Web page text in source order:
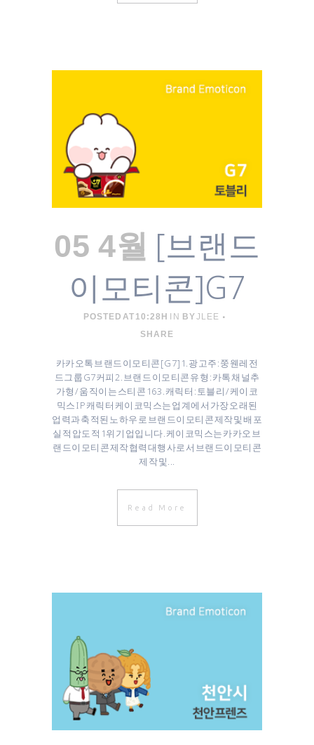
05 4월 [브랜드
이모티콘]G7
POSTED AT 10:28H IN BYJLEE
SHARE
카카오톡 브랜드이모티콘 [ G7 ] 1. 광고주 : 쭝웬레전
드그룹 G7커피 2. 브랜드 이모티콘 유형 : 카톡 채널추
가형 / 움직이는 스티콘 16 3. 캐릭터 : 토블리 / 케이코
믹스 IP 캐릭터 케이코믹스는 업계에서 가장 오래된
업력과 축적된 노하우로 브랜드이모티콘 제작 및 배포
실적 압도적 1위 기업입니다. 케이코믹스는 카카오 브
랜드이모티콘 제작협력대행사로서 브랜드이모티콘
제작 및...
Read More